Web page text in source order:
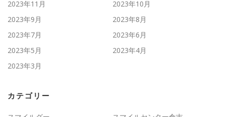
2023年11月
2023年10月
2023年9月
2023年8月
2023年7月
2023年6月
2023年5月
2023年4月
2023年3月
カテゴリー